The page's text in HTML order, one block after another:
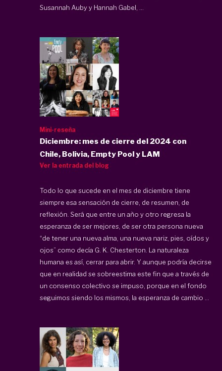
Susannah Auby y Hannah Gabel, ...
Mini-reseña
Diciembre: mes de cierre del 2024 con
Chile, Bolivia, Empty Pool y LAM
Ver la entrada del blog
Todo lo que sucede en el mes de diciembre tiene
siempre esa sensación de cierre, de resumen, de
reflexión. Será que entre un año y otro regresa la
esperanza de ser mejores, de ser otra persona nueva
“de tener una nueva alma, una nueva nariz, pies, oídos y
ojos” como decía G. K. Chesterton. La naturaleza
humana es así, cerrar para abrir. Y aunque podría decirse
que en realidad se sobreestima este fin que a través de
un consenso colectivo se impuso, porque en el fondo
seguimos siendo los mismos, la esperanza de cambio ...